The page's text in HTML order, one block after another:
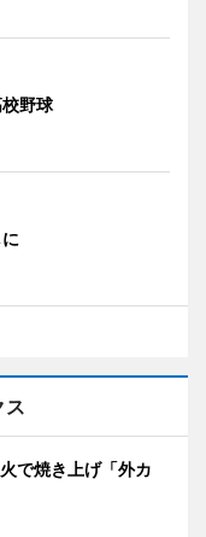
野球
ス
で焼き上げ「外カ